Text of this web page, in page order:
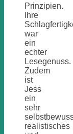
Prinzipien.
Ihre
war
ein
echter
Lesegenuss.
Zudem
ist
Jess
ein
sehr
realistisches